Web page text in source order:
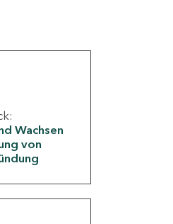
Wachsen
von